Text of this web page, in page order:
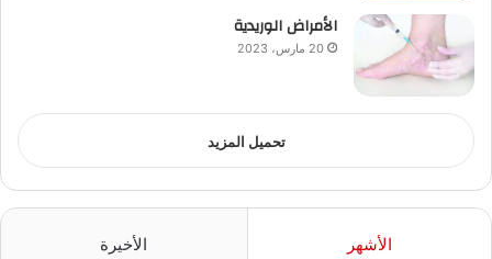
الأمراض الوريدية
20 مارس، 2023
تحميل المزيد
الأشهر الأخيرة